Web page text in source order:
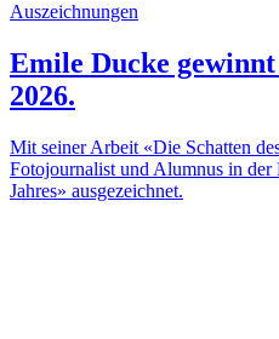
Auszeichnungen
Emile Ducke
2026.
Mit seiner Arbeit «Die Schatten
Fotojournalist und Alumnus in der
Jahres» ausgezeichnet.